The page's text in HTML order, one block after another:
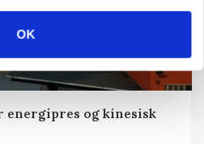
OK
og kinesisk